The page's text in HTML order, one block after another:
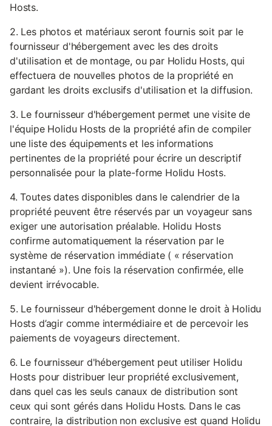
Hosts.
2. Les photos et matériaux seront fournis soit par le
fournisseur d'hébergement avec les des droits
d'utilisation et de montage, ou par Holidu Hosts, qui
effectuera de nouvelles photos de la propriété en
gardant les droits exclusifs d'utilisation et la diffusion.
3. Le fournisseur d'hébergement permet une visite de
l'équipe Holidu Hosts de la propriété afin de compiler
une liste des équipements et les informations
pertinentes de la propriété pour écrire un descriptif
personnalisée pour la plate-forme Holidu Hosts.
4. Toutes dates disponibles dans le calendrier de la
propriété peuvent être réservés par un voyageur sans
exiger une autorisation préalable. Holidu Hosts
confirme automatiquement la réservation par le
système de réservation immédiate ( « réservation
instantané »). Une fois la réservation confirmée, elle
devient irrévocable.
5. Le fournisseur d'hébergement donne le droit à Holidu
Hosts d’agir comme intermédiaire et de percevoir les
paiements de voyageurs directement.
6. Le fournisseur d'hébergement peut utiliser Holidu
Hosts pour distribuer leur propriété exclusivement,
dans quel cas les seuls canaux de distribution sont
ceux qui sont gérés dans Holidu Hosts. Dans le cas
contraire, la distribution non exclusive est quand Holidu